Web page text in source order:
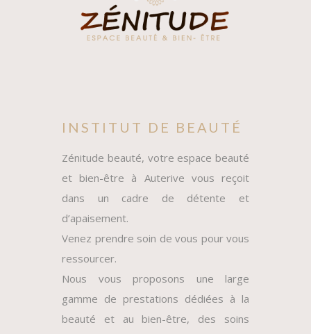
INSTITUT DE BEAUTÉ
Zénitude beauté, votre espace beauté
et bien-être à Auterive vous reçoit
dans un cadre de détente et
d’apaisement.
Venez prendre soin de vous pour vous
ressourcer.
Nous vous proposons une large
gamme de prestations dédiées à la
beauté et au bien-être, des soins